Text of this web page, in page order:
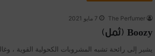
The Perfumer 7 مايو 2021
Boozy (ثمل)
يشير إلى رائحة تشبه المشروبات الكحولية القوية ،